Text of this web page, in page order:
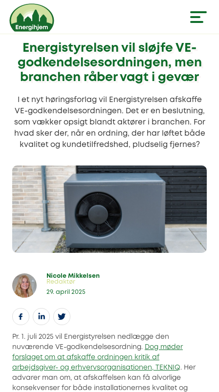
Energistyrelsen vil sløjfe VE-
godkendelsesordningen, men
branchen råber vagt i gevær
I et nyt høringsforlag vil Energistyrelsen afskaffe
VE-godkendelsesordningen. Det er en beslutning,
som vækker opsigt blandt aktører i branchen. For
hvad sker der, når en ordning, der har løftet både
kvalitet og kundetilfredshed, pludselig fjernes?
Nicole Mikkelsen
Redaktør
29. april 2025
Pr. 1. juli 2025 vil Energistyrelsen nedlægge den
nuværende VE-godkendelsesordning.
Dog møder
forslaget om at afskaffe ordningen kritik af
arbejdsgiver- og erhvervsorganisationen, TEKNIQ. Her
advarer man om, at afskaffelsen kan få alvorlige
konsekvenser for både installationernes kvalitet og